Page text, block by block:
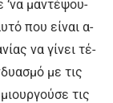
‘να μα­ντέ­ψου­
που εί­ναι α­
να γί­νει τέ­
με τις
τις